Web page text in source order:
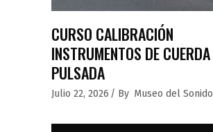
CURSO CALIBRACIÓN
INSTRUMENTOS DE CUERDA
PULSADA
Julio 22, 2026 By Museo del Sonido